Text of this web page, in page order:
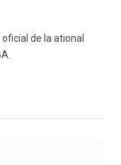
de la ational